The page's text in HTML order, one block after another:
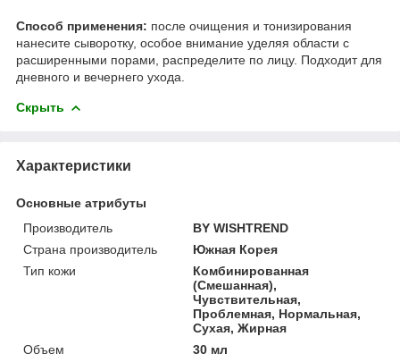
Способ применения: после очищения и тонизирования
нанесите сыворотку, особое внимание уделяя области с
расширенными порами, распределите по лицу. Подходит для
дневного и вечернего ухода.
Скрыть
Характеристики
Основные атрибуты
Производитель
BY WISHTREND
Страна производитель
Южная Корея
Тип кожи
Комбинированная
(Смешанная),
Чувствительная,
Проблемная, Нормальная,
Сухая, Жирная
Объем
30 мл